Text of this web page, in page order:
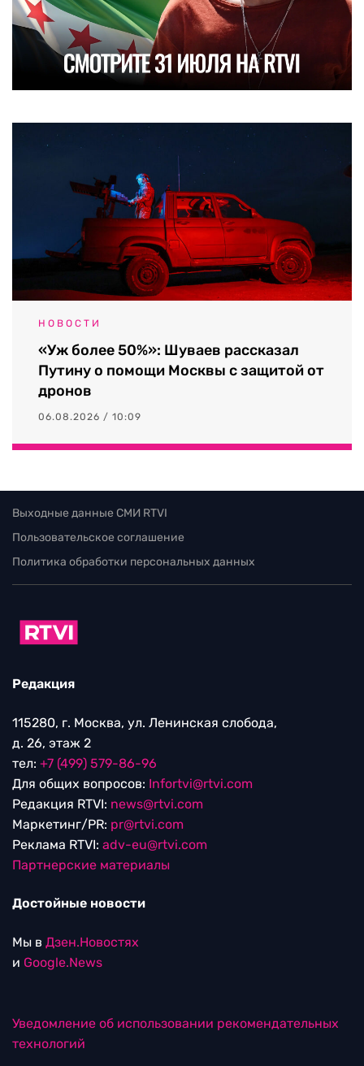
НОВОСТИ
«Уж более 50%»: Шуваев рассказал
Путину о помощи Москвы с защитой от
дронов
06.08.2026 / 10:09
Выходные данные СМИ RTVI
Пользовательское соглашение
Политика обработки персональных данных
Редакция
115280, г. Москва, ул. Ленинская слобода,
д. 26, этаж 2
тел: +7 (499) 579-86-96
Для общих вопросов: Infortvi@rtvi.com
Редакция RTVI: news@rtvi.com
Маркетинг/PR: pr@rtvi.com
Реклама RTVI: adv-eu@rtvi.com
Партнерские материалы
Достойные новости
Мы в Дзен.Новостях
и Google.News
Уведомление об использовании рекомендательных
технологий